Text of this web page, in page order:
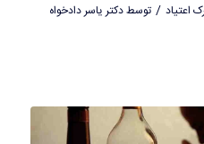
اعتیاد / توسطدکتر یاسر دادخواه